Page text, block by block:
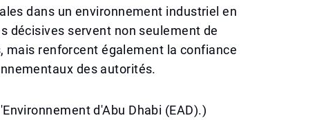
dans un environnement industriel en
décisives servent non seulement de
renforcent également la confiance
des autorités.
d'Abu Dhabi (EAD).)